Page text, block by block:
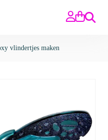
Zoeken
vlindertjes maken